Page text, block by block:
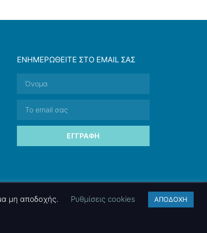
ΕΝΗΜΕΡΩΘΕΊΤΕ ΣΤΟ EMAIL ΣΑΣ
ΕΓΓΡΑΦΉ
μη αποδοχής. Ρυθμίσεις cookies ΑΠΟΔΟΧΗ